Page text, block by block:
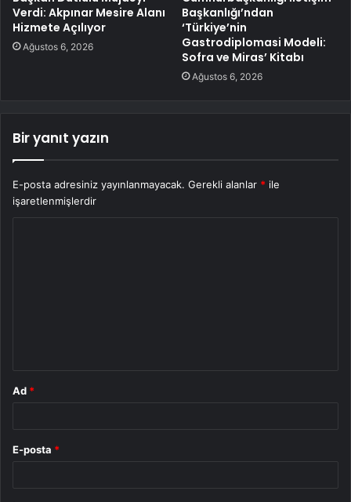
Verdi: Akpınar Mesire Alanı
Hizmete Açılıyor
Ağustos 6, 2026
Başkanlığı’ndan
‘Türkiye’nin
Gastrodiplomasi Modeli:
Sofra ve Miras’ Kitabı
Ağustos 6, 2026
Bir yanıt yazın
E-posta adresiniz yayınlanmayacak. Gerekli alanlar * ile
işaretlenmişlerdir
Ad *
E-posta *